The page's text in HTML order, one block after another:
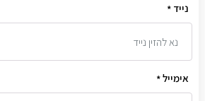
נייד *
אימייל*